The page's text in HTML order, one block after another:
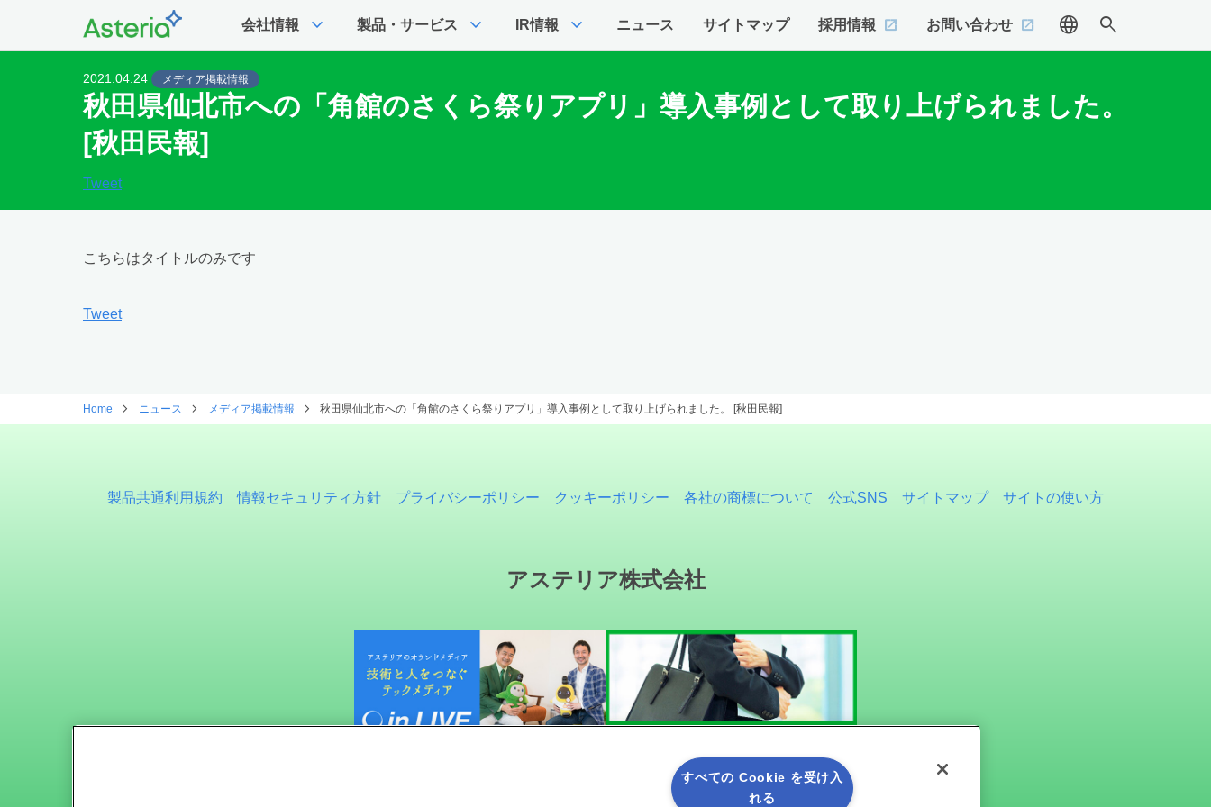
会社情報 expand_more 製品・サービス expand_more IR情報 expand_more ニュース サイトマップ 採用情報 お問い合わせ language search
2021.04.24 メディア掲載情報
秋田県仙北市への「角館のさくら祭りアプリ」導入事例として取り上げられました。
[秋田民報]
Tweet
こちらはタイトルのみです
Tweet
Home ニュース メディア掲載情報 秋田県仙北市への「角館のさくら祭りアプリ」導入事例として取り上げられました。 [秋田民報]
製品共通利用規約 情報セキュリティ方針 プライバシーポリシー クッキーポリシー 各社の商標について 公式SNS サイトマップ サイトの使い方
アステリア株式会社
すべての Cookie を受け入
れる